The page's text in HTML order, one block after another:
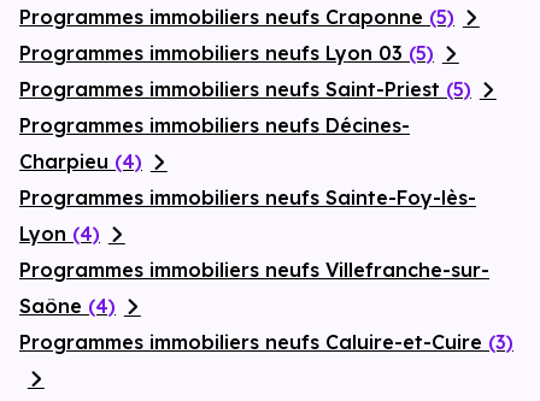
Programmes immobiliers neufs Craponne (5)
Programmes immobiliers neufs Lyon 03 (5)
Programmes immobiliers neufs Saint-Priest (5)
Programmes immobiliers neufs Décines-
Charpieu (4)
Programmes immobiliers neufs Sainte-Foy-lès-
Lyon (4)
Programmes immobiliers neufs Villefranche-sur-
Saône (4)
Programmes immobiliers neufs Caluire-et-Cuire (3)